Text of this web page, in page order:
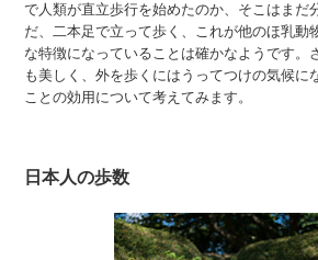
で人類が直立歩行を始めたのか、そこはまだ
だ、二本足で立って歩く、これが他のほ乳動
な特徴になっていることは確かなようです。
も美しく、外を歩くにはうってつけの気候に
ことの効用について考えてみます。
日本人の歩数